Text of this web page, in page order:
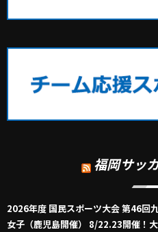
福岡サッ
2026年度 国民スポーツ大会 第46回
女子（鹿児島開催） 8/22.23開催！